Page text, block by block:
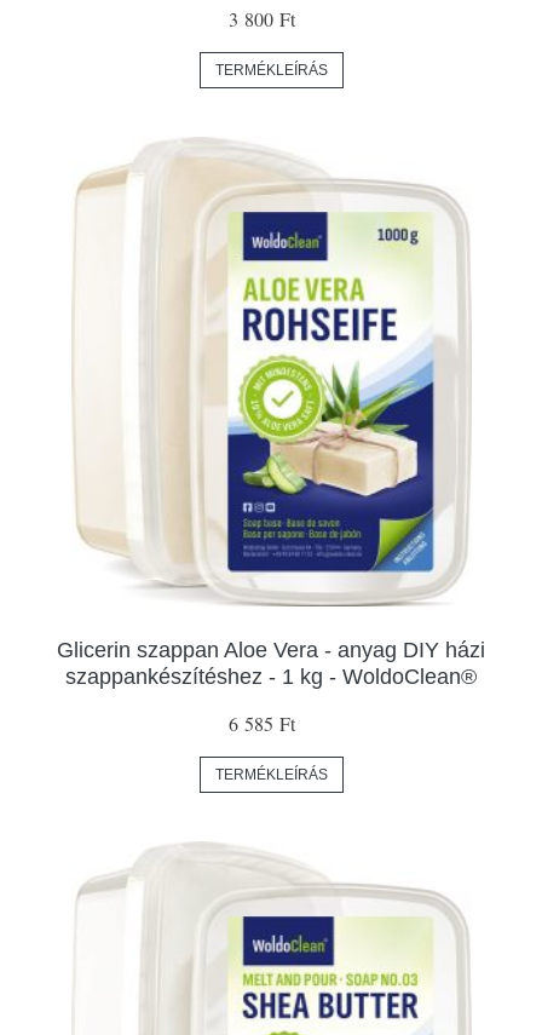
3 800 Ft
TERMÉKLEÍRÁS
Glicerin szappan Aloe Vera - anyag DIY házi
szappankészítéshez - 1 kg - WoldoClean®
6 585 Ft
TERMÉKLEÍRÁS